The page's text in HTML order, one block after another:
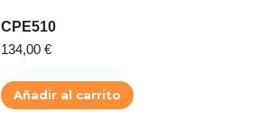
CPE510
134,00 €
Añadir al carrito